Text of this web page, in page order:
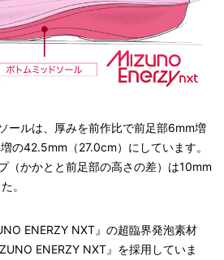
ールは、厚みを前作比で前足部6mm増
の42.5mm（27.0cm）にしています。
（かかとと前足部の高さの差）は10mm
。
ENERZY NXT』の超臨界発泡素材
ENERZY NXT』を採用していま